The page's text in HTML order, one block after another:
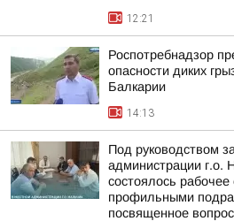
12:21
Роспотребнадзор
опасности диких
Балкарии
14:13
Под руководством
администрации г.о.
состоялось
профильными
посвященное